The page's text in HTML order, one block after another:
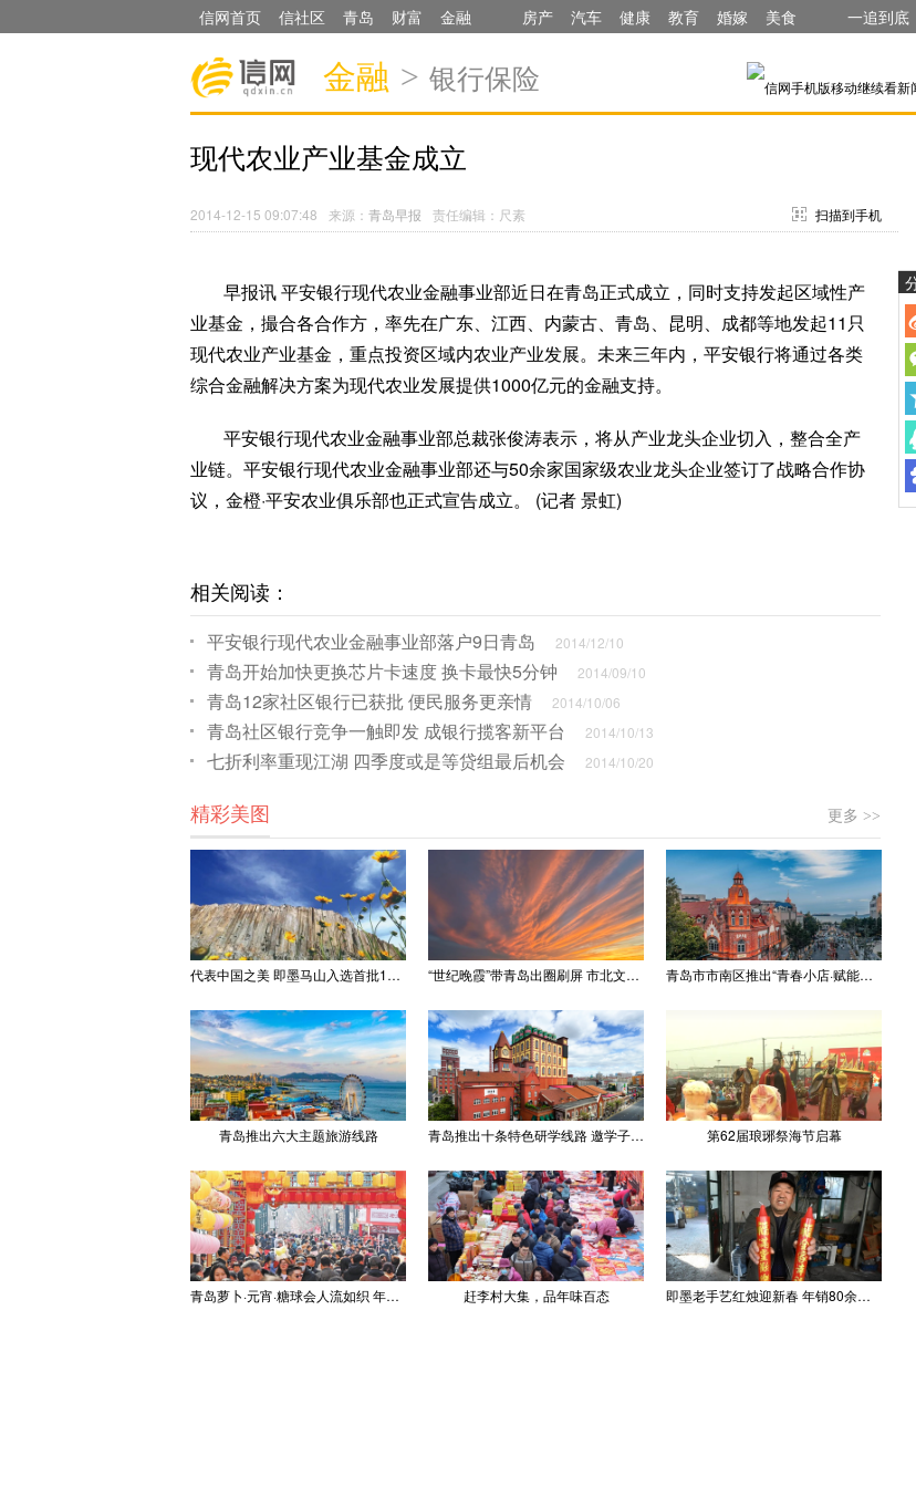
信网首页 信社区 青岛 财富 金融 房产 汽车 健康 教育 婚嫁 美食 一追到底
金融 > 银行保险
现代农业产业基金成立
2014-12-15 09:07:48 来源： 青岛早报 责任编辑：尺素 扫描到手机
早报讯 平安银行现代农业金融事业部近日在青岛正式成立，同时支持发起区域性产
业基金，撮合各合作方，率先在广东、江西、内蒙古、青岛、昆明、成都等地发起11只
现代农业产业基金，重点投资区域内农业产业发展。未来三年内，平安银行将通过各类
综合金融解决方案为现代农业发展提供1000亿元的金融支持。
平安银行现代农业金融事业部总裁张俊涛表示，将从产业龙头企业切入，整合全产
业链。平安银行现代农业金融事业部还与50余家国家级农业龙头企业签订了战略合作协
议，金橙·平安农业俱乐部也正式宣告成立。 (记者 景虹)
相关阅读：
平安银行现代农业金融事业部落户9日青岛 2014/12/10
青岛开始加快更换芯片卡速度 换卡最快5分钟 2014/09/10
青岛12家社区银行已获批 便民服务更亲情 2014/10/06
青岛社区银行竞争一触即发 成银行揽客新平台 2014/10/13
七折利率重现江湖 四季度或是等贷组最后机会 2014/10/20
精彩美图 更多 >>
代表中国之美 即墨马山入选首批100处“美丽中国打卡点” “世纪晚霞”带青岛出圈刷屏 市北文旅推出精品线路 青岛市市南区推出“青春小店·赋能计划” 聚满青岛温情
青岛推出六大主题旅游线路 青岛推出十条特色研学线路 邀学子逐梦深蓝探知山海 第62届琅琊祭海节启幕
青岛萝卜·元宵·糖球会人流如织 年味浓郁 赶李村大集，品年味百态 即墨老手艺红烛迎新春 年销80余吨供不应求